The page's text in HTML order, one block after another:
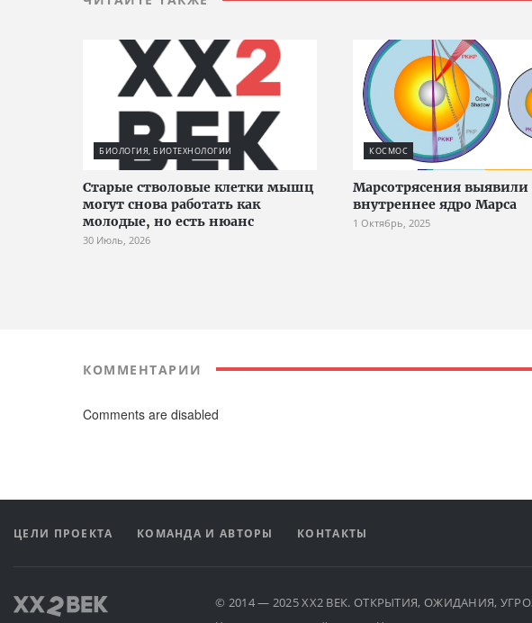
БИОЛОГИЯ, БИОТЕХНОЛОГИИ
Старые стволовые клетки мышц
могут снова работать как
молодые, но есть нюанс
30 Июль, 2026
КОСМОС
Марсотрясения выявили
внутреннее ядро Марса
1 Октябрь, 2025
КОММЕНТАРИИ
Comments are disabled
ЦЕЛИ ПРОЕКТА КОМАНДА И АВТОРЫ КОНТАКТЫ
© 2014 — 2025 XX2 ВЕК. ОТКРЫТИЯ, ОЖИДАНИЯ,